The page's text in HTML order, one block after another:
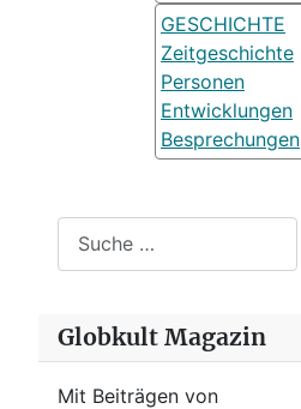
GESCHICHTE
Zeitgeschichte
Personen
Entwicklungen
Besprechungen
Globkult Magazin
Mit Beiträgen von